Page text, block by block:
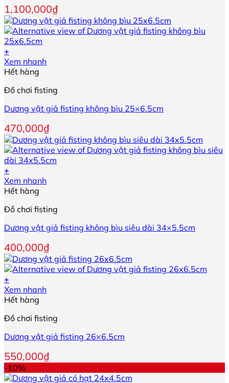
1,100,000₫
+
Sản
phẩm
có
biến
thể.
Các
tùy
chọn
có
thể
được
chọn
trên
trang
sản
phẩm
Xem nhanh
Hết hàng
Đồ chơi fisting
Dương vật giả fisting không bìu 25×6.5cm
470,000₫
+
Sản
phẩm
có
biến
thể.
Các
tùy
chọn
có
thể
được
chọn
trên
trang
sản
phẩm
Xem nhanh
Hết hàng
Đồ chơi fisting
Dương vật giả fisting không bìu siêu dài 34×5.5cm
400,000₫
+
Sản
phẩm
có
biến
thể.
Các
tùy
chọn
Xem nhanh
Hết hàng
Đồ chơi fisting
Dương vật giả fisting 26×6.5cm
550,000₫
-10%